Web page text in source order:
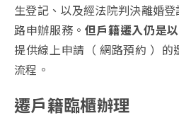
生登記、以及經法院判決離婚
路申辦服務。 但戶籍遷入仍是
提供線上申請（ 網路預約 ）
流程。
遷戶籍臨櫃辦理